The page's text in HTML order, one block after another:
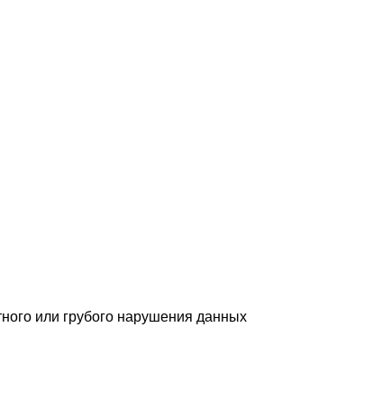
или грубого нарушения данных